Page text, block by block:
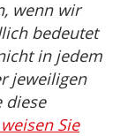
wenn wir
bedeutet
in jedem
jeweiligen
diese
Sie